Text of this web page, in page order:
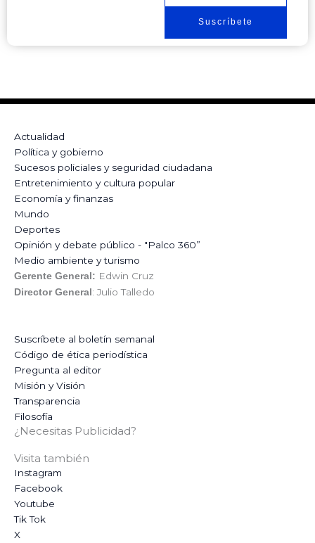
Suscríbete
Actualidad
Política y gobierno
Sucesos policiales y seguridad ciudadana
Entretenimiento y cultura popular
Economía y finanzas
Mundo
Deportes
Opinión y debate público - "Palco 360”
Medio ambiente y turismo
Gerente General: Edwin Cruz
Director General : Julio Talledo
Suscríbete al boletín semanal
Código de ética periodística
Pregunta al editor
Misión y Visión
Transparencia
Filosofía
¿Necesitas Publicidad?
Visita también
Instagram
Facebook
Youtube
Tik Tok
X